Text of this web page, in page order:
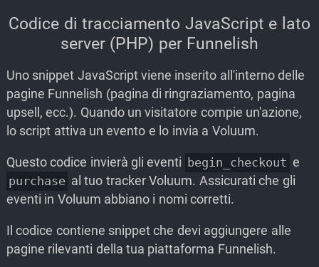
Codice di tracciamento JavaScript e lato
server (PHP) per Funnelish
Uno snippet JavaScript viene inserito all'interno delle
pagine Funnelish (pagina di ringraziamento, pagina
upsell, ecc.). Quando un visitatore compie un'azione,
lo script attiva un evento e lo invia a Voluum.
Questo codice invierà gli eventi begin_checkout e
purchase al tuo tracker Voluum. Assicurati che gli
eventi in Voluum abbiano i nomi corretti.
Il codice contiene snippet che devi aggiungere alle
pagine rilevanti della tua piattaforma Funnelish.